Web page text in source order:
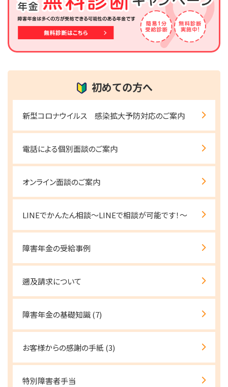
初めての方へ
新型コロナウイルス 感染拡大予防対応のご案内
電話による個別面談のご案内
オンライン面談のご案内
LINEでかんたん相談～LINEで相談が可能です！～
障害年金の受給事例
遡及請求について
障害年金の基礎知識(7)
お客様からの感謝の手紙 (3)
特別障害者手当